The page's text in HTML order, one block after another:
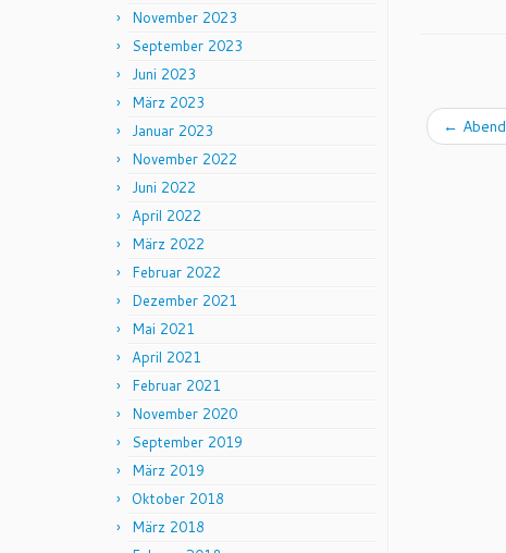
November 2023
September 2023
Juni 2023
März 2023
Januar 2023
November 2022
Juni 2022
April 2022
März 2022
Februar 2022
Dezember 2021
Mai 2021
April 2021
Februar 2021
November 2020
September 2019
März 2019
Oktober 2018
März 2018
←